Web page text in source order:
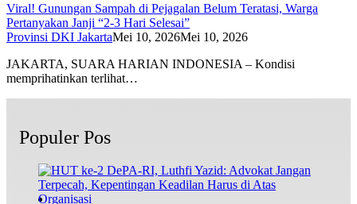
Viral! Gunungan Sampah di Pejagalan Belum Teratasi, Warga
Pertanyakan Janji “2-3 Hari Selesai”
Provinsi DKI JakartaMei 10, 2026Mei 10, 2026
JAKARTA, SUARA HARIAN INDONESIA – Kondisi
memprihatinkan terlihat…
Populer Pos